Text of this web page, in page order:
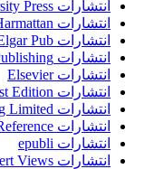
انتشارات Edinburgh University Press
انتشارات Editions L'Harmattan
انتشارات Edward Elgar Pub
انتشارات Edward Elgar Publishing
انتشارات Elsevier
انتشارات Elsevier 1st Edition
انتشارات Emerald Publishing Limited
انتشارات Engineering Science Reference
انتشارات epubli
انتشارات Expert Views